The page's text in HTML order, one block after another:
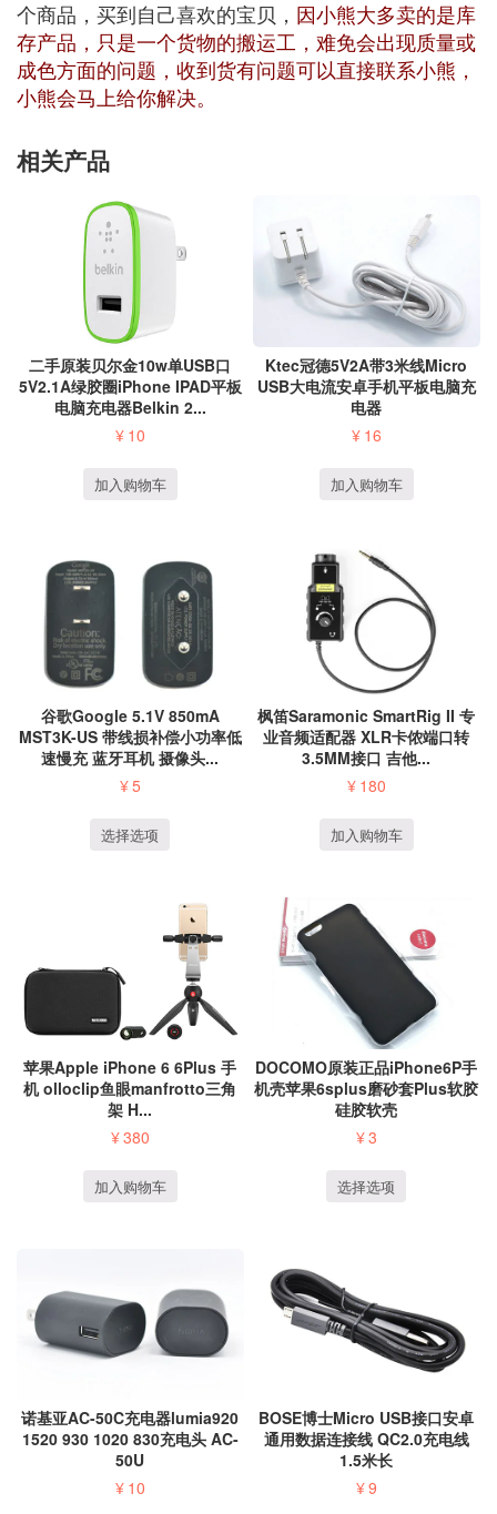
个商品，买到自己喜欢的宝贝， 因小熊大多卖的是库
存产品，只是一个货物的搬运工，难免会出现质量或
成色方面的问题，收到货有问题可以直接联系小熊，
小熊会马上给你解决。
相关产品
二手原装贝尔金10w单USB口
5V2.1A绿胶圈iPhone IPAD平板
电脑充电器Belkin 2...
¥ 10
加入购物车
Ktec冠德5V2A带3米线Micro
USB大电流安卓手机平板电脑充
电器
¥ 16
加入购物车
谷歌Google 5.1V 850mA
MST3K-US 带线损补偿小功率低
速慢充 蓝牙耳机 摄像头...
¥5
选择选项
枫笛Saramonic SmartRig II 专
业音频适配器 XLR卡侬端口转
3.5MM接口 吉他...
¥ 180
加入购物车
苹果Apple iPhone 6 6Plus 手
机 olloclip鱼眼manfrotto三角
架 H...
¥380
加入购物车
DOCOMO原装正品iPhone6P手
机壳苹果6splus磨砂套Plus软胶
硅胶软壳
¥3
选择选项
诺基亚AC-50C充电器lumia920
1520 930 1020 830充电头 AC-
50U
¥ 10
BOSE博士Micro USB接口安卓
通用数据连接线 QC2.0充电线
1.5米长
¥9